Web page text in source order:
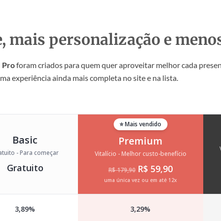
mais personalização e
Proforam criados para quem quer aproveitar melhor cada
experiência ainda mais completa no site e na lista.